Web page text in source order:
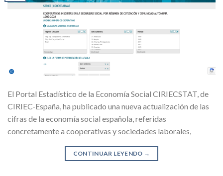
El Portal Estadístico de la Economía Social CIRIECSTAT, de
CIRIEC-España, ha publicado una nueva actualización de las
cifras de la economía social española, referidas
concretamente a cooperativas y sociedades laborales,
CONTINUAR LEYENDO →